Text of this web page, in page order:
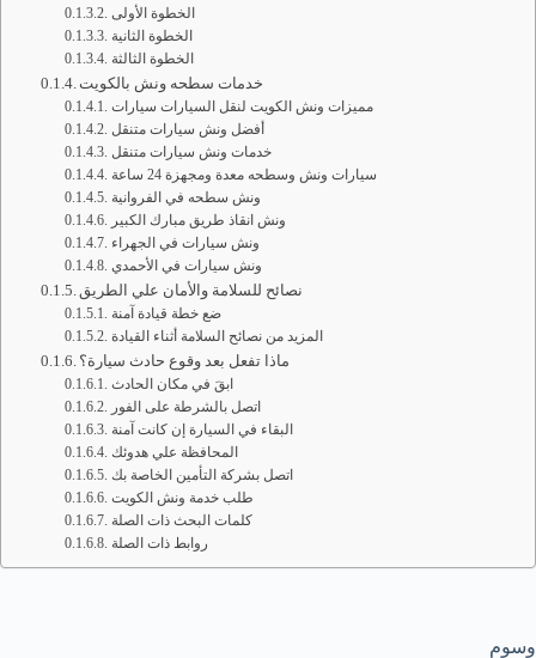
الخطوة الأولى
الخطوة الثانية
الخطوة الثالثة
خدمات سطحه ونش بالكويت
مميزات ونش الكويت لنقل السيارات سيارات
أفضل ونش سيارات متنقل
خدمات ونش سيارات متنقل
سيارات ونش وسطحه معدة ومجهزة 24 ساعة
ونش سطحه في الفروانية
ونش انقاذ طريق مبارك الكبير
ونش سيارات في الجهراء
ونش سيارات في الأحمدي
نصائح للسلامة والأمان علي الطريق
ضع خطة قيادة آمنة
المزيد من نصائح السلامة أثناء القيادة
ماذا تفعل بعد وقوع حادث سيارة؟
ابقَ في مكان الحادث
اتصل بالشرطة على الفور
البقاء في السيارة إن كانت آمنة
المحافظة علي هدوئك
اتصل بشركة التأمين الخاصة بك
طلب خدمة ونش الكويت
كلمات البحث ذات الصلة
روابط ذات الصلة
وسوم